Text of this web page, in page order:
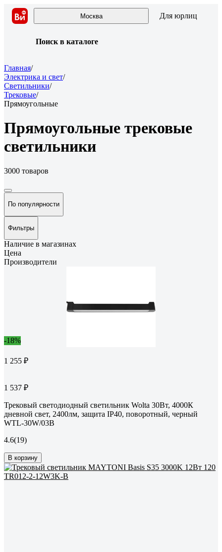
Москва Для юрлиц
Поиск в каталоге
Главная/
Электрика и свет/
Светильники/
Трековые/
Прямоугольные
Прямоугольные трековые
светильники
3000 товаров
По популярности
Фильтры
Наличие в магазинах
Цена
Производители
-18%
1 255 ₽
1 537 ₽
Трековый светодиодный светильник Wolta 30Вт, 4000К
дневной свет, 2400лм, защита IP40, поворотный, черный
WTL-30W/03B
4.6(19)
В корзину